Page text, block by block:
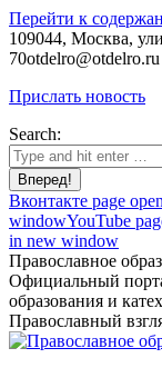
Перейти к
109044, Москва,
70otdelro@otdelro.ru
Прислать новость
Search:
Вконтакте page
windowYouTube
in new window
Православное
Официальный
образования и
Православный